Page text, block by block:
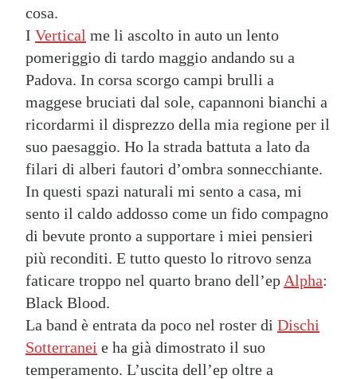
cosa.
I Vertical me li ascolto in auto un lento
pomeriggio di tardo maggio andando su a
Padova. In corsa scorgo campi brulli a
maggese bruciati dal sole, capannoni bianchi a
ricordarmi il disprezzo della mia regione per il
suo paesaggio. Ho la strada battuta a lato da
filari di alberi fautori d’ombra sonnecchiante.
In questi spazi naturali mi sento a casa, mi
sento il caldo addosso come un fido compagno
di bevute pronto a supportare i miei pensieri
più reconditi. E tutto questo lo ritrovo senza
faticare troppo nel quarto brano dell’ep Alpha:
Black Blood.
La band è entrata da poco nel roster di Dischi
Sotterranei e ha già dimostrato il suo
temperamento. L’uscita dell’ep oltre a